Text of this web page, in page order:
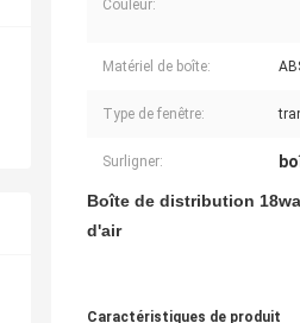
Couleur:
Matériel de boîte:
Type de fenêtre:
Surligner:
Boîte de distribution
d'air
Caractéristiques de produit